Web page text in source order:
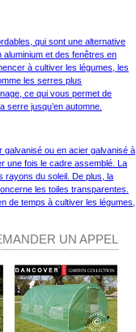
qui sont une alternative
et des fenêtres en
à cultiver les légumes, les
les serres plus
ce qui vous permet de
jusqu’en automne.
ou en acier galvanisé à
une fois le cadre assemblé. La
rayons du soleil. De plus, la
les toiles transparentes.
de temps à cultiver les légumes,
UN APPEL